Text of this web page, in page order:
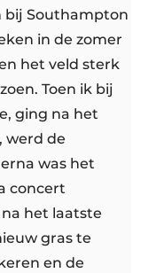
bij Southampton
in de zomer
het veld sterk
Toen ik bij
ging na het
werd de
was het
concert
het laatste
gras te
en de